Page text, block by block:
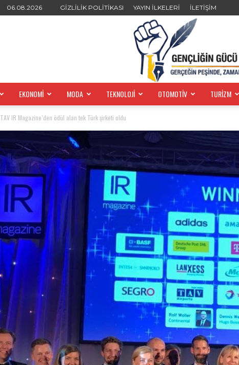
06.08.2026 GİZLİLİK POLİTİKASI YAYIN İLKELERİ İLETİŞİM
GÜCÜ
HABER
GAZETESİ
EKONOMİ MODA TEKNOLOJİ OTOMOTİV TURİZM
TAV IR Magazine’den ödül alan tek Türk şirketi oldu